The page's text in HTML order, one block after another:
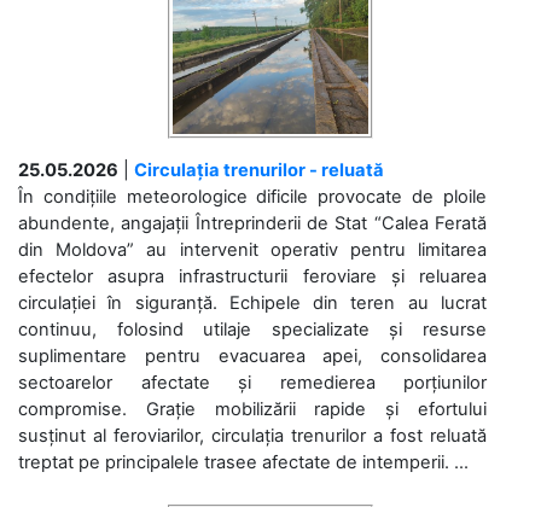
25.05.2026
Circulația trenurilor - reluată
În condițiile meteorologice dificile provocate de ploile
abundente, angajații Întreprinderii de Stat “Calea Ferată
din Moldova” au intervenit operativ pentru limitarea
efectelor asupra infrastructurii feroviare și reluarea
circulației în siguranță. Echipele din teren au lucrat
continuu, folosind utilaje specializate și resurse
suplimentare pentru evacuarea apei, consolidarea
sectoarelor afectate și remedierea porțiunilor
compromise. Grație mobilizării rapide și efortului
susținut al feroviarilor, circulația trenurilor a fost reluată
treptat pe principalele trasee afectate de intemperii. ...